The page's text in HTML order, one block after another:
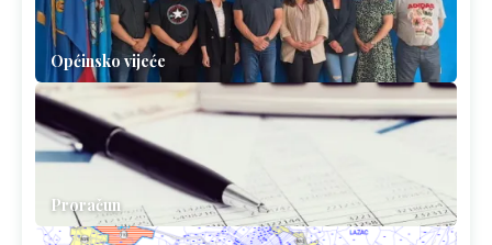
Općinsko vijeće
Proračun